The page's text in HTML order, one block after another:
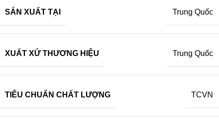
SẢN XUẤT TẠI Trung Quốc
XUẤT XỨ THƯƠNG HIỆU Trung Quốc
TIÊU CHUẨN CHẤT LƯỢNG TCVN